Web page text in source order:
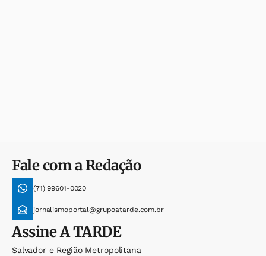
Fale com a Redação
(71) 99601-0020
jornalismoportal@grupoatarde.com.br
AssineA TARDE
Salvador e Região Metropolitana